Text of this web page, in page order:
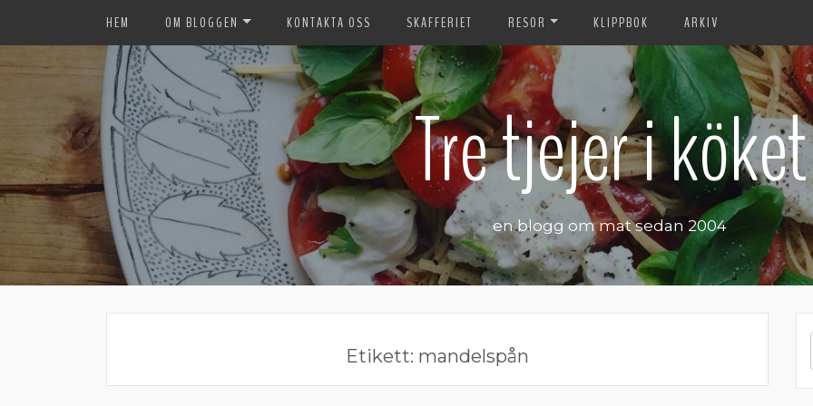
HEM OM BLOGGEN KONTAKTA OSS SKAFFERIET RESOR KLIPPBOK ARKIV
Tre tjejer i köket
en blogg om mat sedan 2004
Etikett: mandelspån